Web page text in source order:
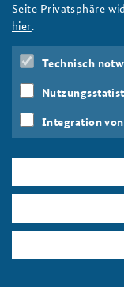
Seite Privatsphäre
hier.
Technisch
Integration